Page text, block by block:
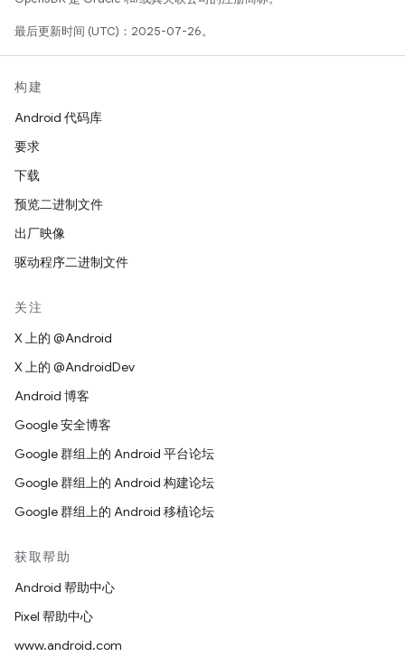
最后更新时间 (UTC)：2025-07-26。
构建
Android 代码库
要求
下载
预览二进制文件
出厂映像
驱动程序二进制文件
关注
X 上的 @Android
X 上的 @AndroidDev
Android 博客
Google 安全博客
Google 群组上的 Android 平台论坛
Google 群组上的 Android 构建论坛
Google 群组上的 Android 移植论坛
获取帮助
Android 帮助中心
Pixel 帮助中心
www.android.com